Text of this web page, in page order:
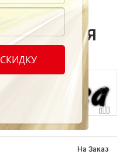
"Боевая
На Заказ